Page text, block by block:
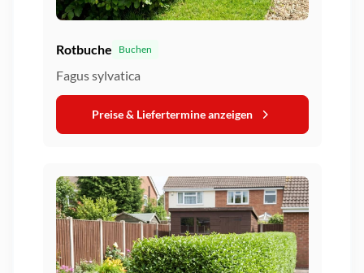
Rotbuche Buchen
Fagus sylvatica
Preise & Liefertermine anzeigen